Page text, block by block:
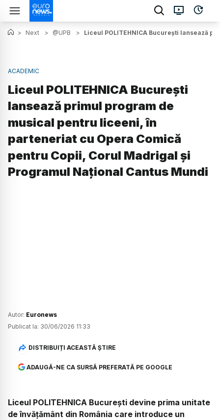
> Next > @UPB > Liceul POLITEHNICA București lansează
ACADEMIC
Liceul POLITEHNICA București
lansează primul program de
musical pentru liceeni, în
parteneriat cu Opera Comică
pentru Copii, Corul Madrigal și
Programul Național Cantus Mundi
Autor: Euronews
Publicat la: 30/06/2026 11:33
DISTRIBUIȚI ACEASTĂ ȘTIRE
ADAUGĂ-NE CA SURSĂ PREFERATĂ PE GOOGLE
Liceul POLITEHNICA București devine prima unitate
de învățământ din România care introduce un